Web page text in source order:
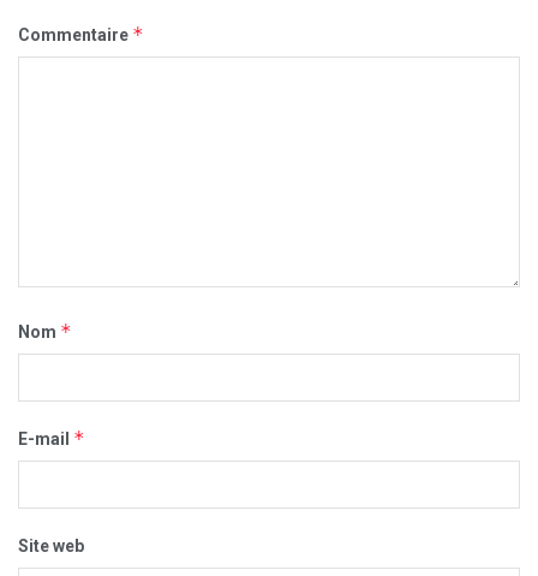
Commentaire *
Nom *
E-mail *
Site web